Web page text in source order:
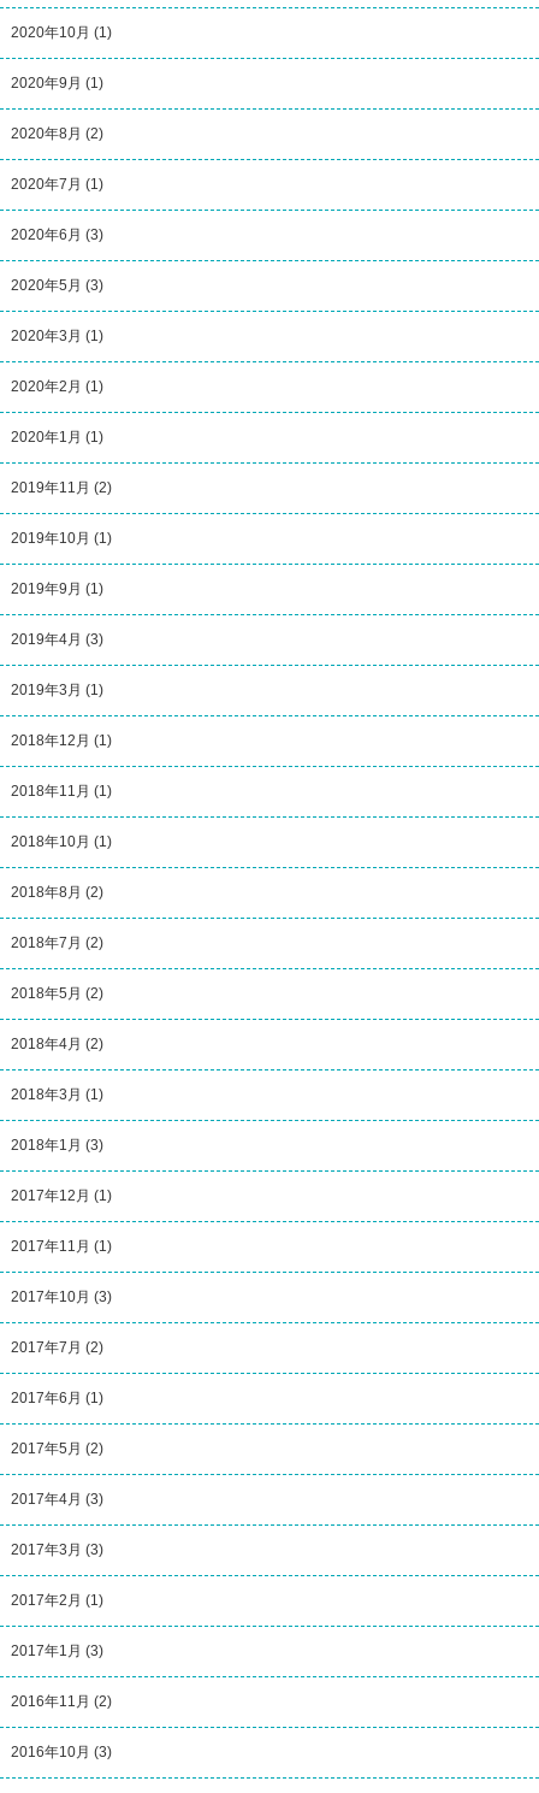
2020年10月 (1)
2020年9月 (1)
2020年8月 (2)
2020年7月 (1)
2020年6月 (3)
2020年5月 (3)
2020年3月 (1)
2020年2月 (1)
2020年1月 (1)
2019年11月 (2)
2019年10月 (1)
2019年9月 (1)
2019年4月 (3)
2019年3月 (1)
2018年12月 (1)
2018年11月 (1)
2018年10月 (1)
2018年8月 (2)
2018年7月 (2)
2018年5月 (2)
2018年4月 (2)
2018年3月 (1)
2018年1月 (3)
2017年12月 (1)
2017年11月 (1)
2017年10月 (3)
2017年7月 (2)
2017年6月 (1)
2017年5月 (2)
2017年4月 (3)
2017年3月 (3)
2017年2月 (1)
2017年1月 (3)
2016年11月 (2)
2016年10月 (3)